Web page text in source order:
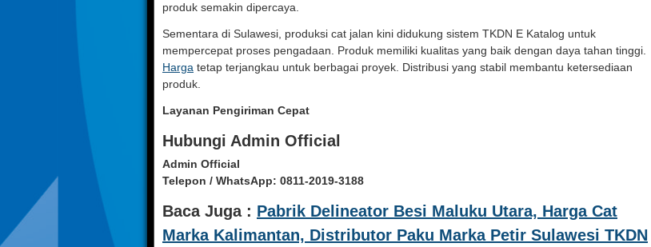
produk semakin dipercaya.
Sementara di Sulawesi, produksi cat jalan kini didukung sistem TKDN E Katalog untuk
mempercepat proses pengadaan. Produk memiliki kualitas yang baik dengan daya tahan tinggi.
Harga tetap terjangkau untuk berbagai proyek. Distribusi yang stabil membantu ketersediaan
produk.
Layanan Pengiriman Cepat
Hubungi Admin Official
Admin Official
Telepon / WhatsApp: 0811-2019-3188
Baca Juga : Pabrik Delineator Besi Maluku Utara, Harga Cat
Marka Kalimantan, Distributor Paku Marka Petir Sulawesi TKDN